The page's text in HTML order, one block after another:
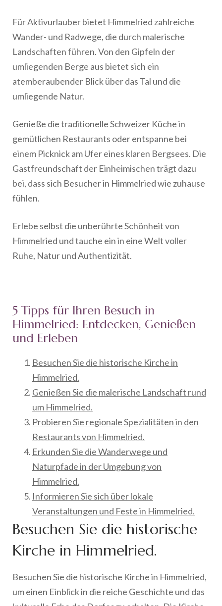
Für Aktivurlauber bietet Himmelried zahlreiche
Wander- und Radwege, die durch malerische
Landschaften führen. Von den Gipfeln der
umliegenden Berge aus bietet sich ein
atemberaubender Blick über das Tal und die
umliegende Natur.
Genieße die traditionelle Schweizer Küche in
gemütlichen Restaurants oder entspanne bei
einem Picknick am Ufer eines klaren Bergsees. Die
Gastfreundschaft der Einheimischen trägt dazu
bei, dass sich Besucher in Himmelried wie zuhause
fühlen.
Erlebe selbst die unberührte Schönheit von
Himmelried und tauche ein in eine Welt voller
Ruhe, Natur und Authentizität.
5 Tipps für Ihren Besuch in
Himmelried: Entdecken, Genießen
und Erleben
Besuchen Sie die historische Kirche in
Himmelried.
Genießen Sie die malerische Landschaft rund
um Himmelried.
Probieren Sie regionale Spezialitäten in den
Restaurants von Himmelried.
Erkunden Sie die Wanderwege und
Naturpfade in der Umgebung von
Himmelried.
Informieren Sie sich über lokale
Veranstaltungen und Feste in Himmelried.
Besuchen Sie die historische
Kirche in Himmelried.
Besuchen Sie die historische Kirche in Himmelried,
um einen Einblick in die reiche Geschichte und das